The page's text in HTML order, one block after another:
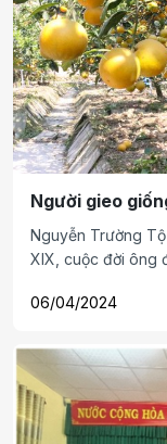
Người gieo
Nguyễn Trường
XIX, cuộc đời ông
đối với nhân dân
06/04/2024